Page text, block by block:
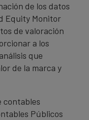
de los datos
Equity Monitor
de valoración
a los
que
de la marca y
contables
Públicos